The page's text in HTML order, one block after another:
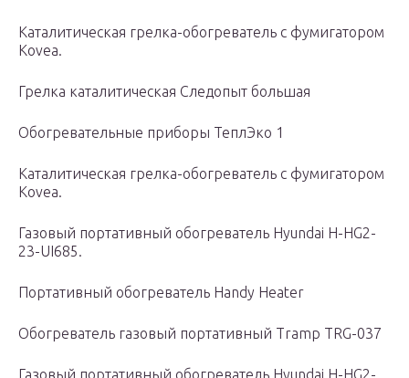
Каталитическая грелка-обогреватель с фумигатором
Kovea.
Грелка каталитическая Следопыт большая
Обогревательные приборы ТеплЭко 1
Каталитическая грелка-обогреватель с фумигатором
Kovea.
Газовый портативный обогреватель Hyundai H-HG2-
23-UI685.
Портативный обогреватель Handy Heater
Обогреватель газовый портативный Tramp TRG-037
Газовый портативный обогреватель Hyundai H-HG2-